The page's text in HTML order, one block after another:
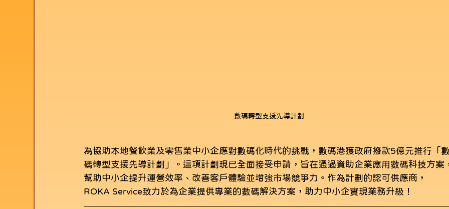
數碼轉型支援先導計劃
為協助本地餐飲業及零售業中小企應對數碼化時代的挑戰，數碼港獲政府撥款5億元推行「
碼轉型支援先導計劃」。這項計劃現已全面接受申請，旨在通過資助企業應用數碼科技方案
幫助中小企提升運營效率、改善客戶體驗並增強市場競爭力。作為計劃的認可供應商，
ROKA Service致力於為企業提供專業的數碼解決方案，助力中小企實現業務升級！